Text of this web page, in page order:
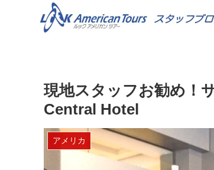
現地スタッフお勧め！
Central Hotel
アメリカ